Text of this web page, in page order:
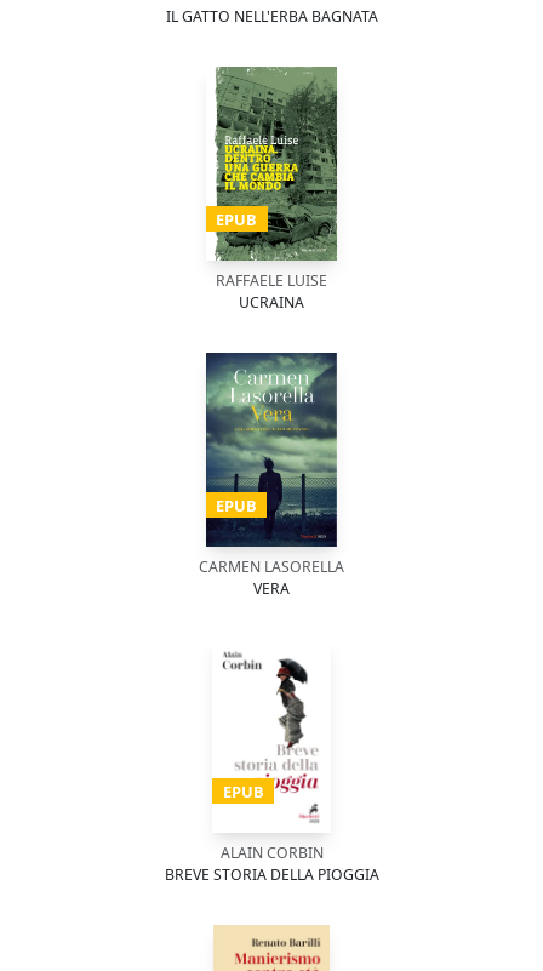
IL GATTO NELL'ERBA BAGNATA
EPUB
RAFFAELE LUISE
UCRAINA
EPUB
CARMEN LASORELLA
VERA
EPUB
ALAIN CORBIN
BREVE STORIA DELLA PIOGGIA